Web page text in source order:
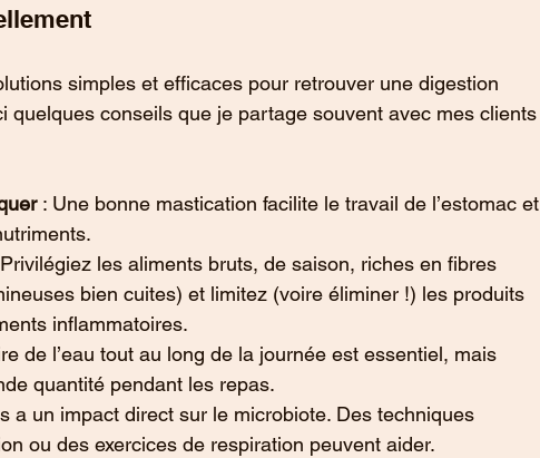
simples et efficaces pour retrouver une digestion
quelques conseils que je partage souvent avec mes clients
: Une bonne mastication facilite le travail de l’estomac et
les aliments bruts, de saison, riches en fibres
bien cuites) et limitez (voire éliminer !) les produits
inflammatoires.
de l’eau tout au long de la journée est essentiel, mais
quantité pendant les repas.
a un impact direct sur le microbiote. Des techniques
ou des exercices de respiration peuvent aider.